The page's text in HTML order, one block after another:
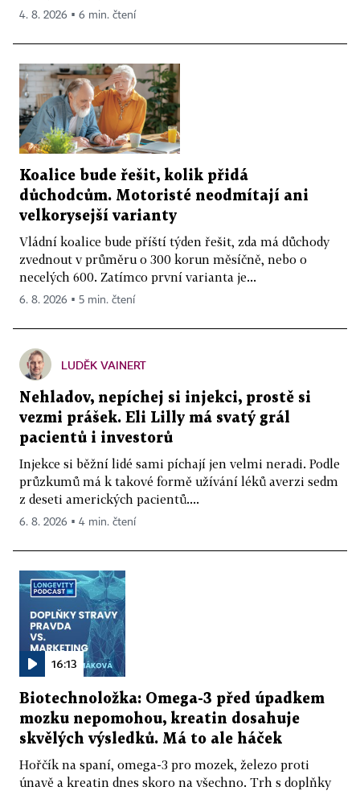
4. 8. 2026 ▪ 6 min. čtení
Koalice bude řešit, kolik přidá
důchodcům. Motoristé neodmítají ani
velkorysejší varianty
Vládní koalice bude příští týden řešit, zda má důchody
zvednout v průměru o 300 korun měsíčně, nebo o
necelých 600. Zatímco první varianta je...
6. 8. 2026 ▪ 5 min. čtení
LUDĚK VAINERT
Nehladov, nepíchej si injekci, prostě si
vezmi prášek. Eli Lilly má svatý grál
pacientů i investorů
Injekce si běžní lidé sami píchají jen velmi neradi. Podle
průzkumů má k takové formě užívání léků averzi sedm
z deseti amerických pacientů....
6. 8. 2026 ▪ 4 min. čtení
16:13
Biotechnoložka: Omega-3 před úpadkem
mozku nepomohou, kreatin dosahuje
skvělých výsledků. Má to ale háček
Hořčík na spaní, omega-3 pro mozek, železo proti
únavě a kreatin dnes skoro na všechno. Trh s doplňky